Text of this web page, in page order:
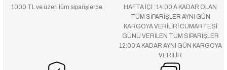
1000 TL ve üzeri tüm siparişlerde
HAFTA İÇİ : 14:00’A KADAR OLAN
TÜM SİPARİŞLER AYNI GÜN
KARGOYA VERİLİRİ CUMARTESİ
GÜNÜ VERİLEN TÜM SİPARİŞLER
12:00'A KADAR AYNI GÜN KARGOYA
VERİLİR